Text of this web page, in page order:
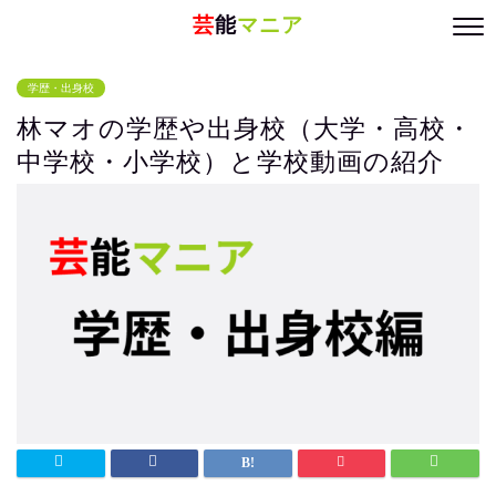
芸能マニア
学歴・出身校
林マオの学歴や出身校（大学・高校・
中学校・小学校）と学校動画の紹介